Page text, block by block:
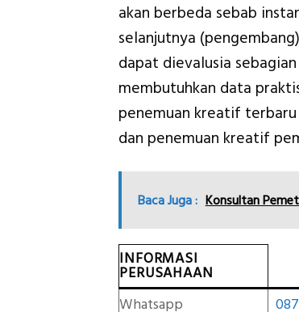
akan berbeda sebab
selanjutnya
dapat dievalusia
membutuhkan data
penemuan kreatif
dan penemuan kreatif
Baca Juga : Konsultan
INFORMASI
PERUSAHAAN
Whatsapp